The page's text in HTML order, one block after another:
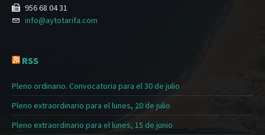
956 68 04 31
info@aytotarifa.com
RSS
Pleno ordinario. Convocatoria para el 30 de julio
Pleno extraordinario para el lunes, 20 de julio
Pleno extraordinario para el lunes, 15 de junio